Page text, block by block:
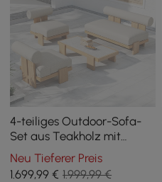
4-teiliges Outdoor-Sofa-
Set aus Teakholz mit
Couchtisch
Neu Tieferer Preis
1.699,99 € 1.999,99 €